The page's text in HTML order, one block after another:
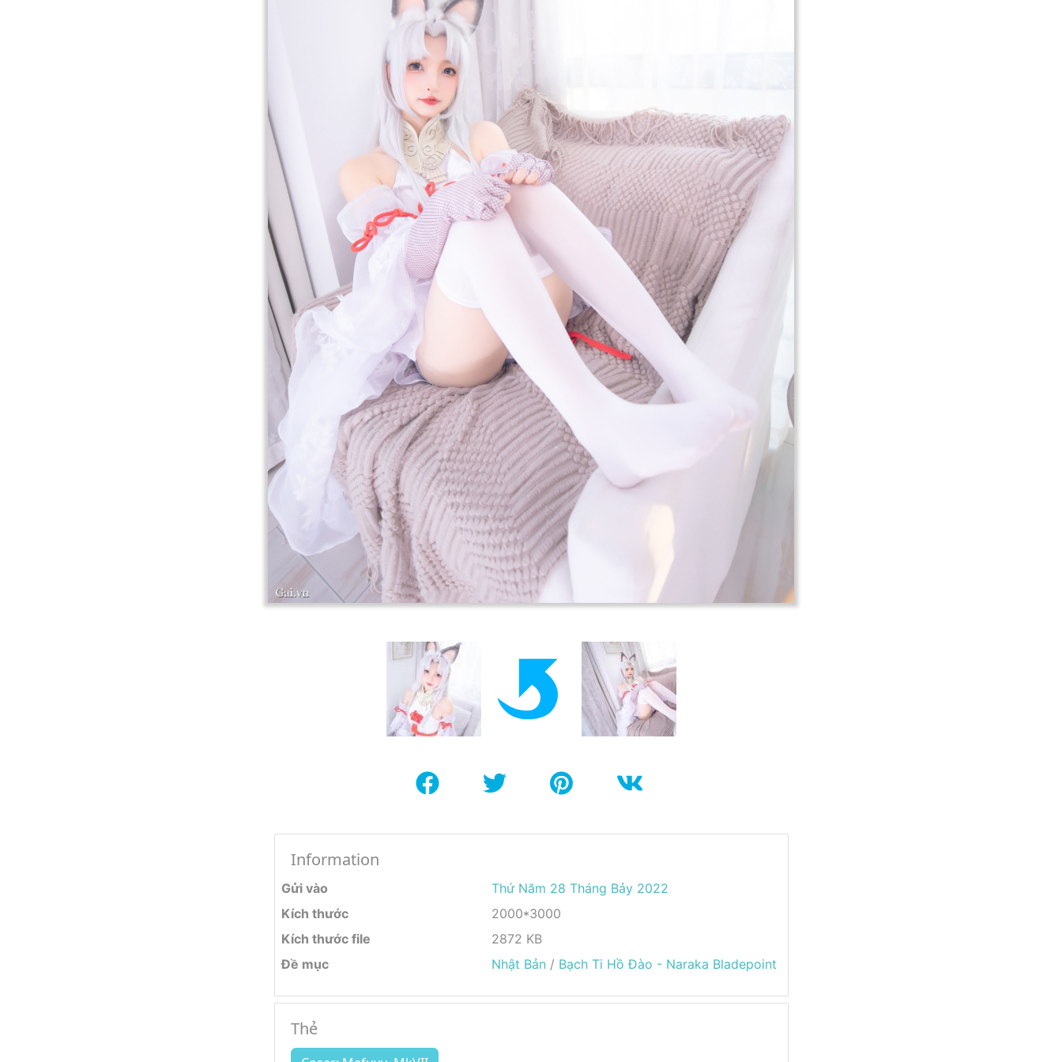
Information
Gửi vào
Thứ Năm 28 Tháng Bảy 2022
Kích thước
2000*3000
Kích thước file
2872 KB
Đề mục
Nhật Bản / Bạch Ti Hồ Đào - Naraka Bladepoint
Thẻ